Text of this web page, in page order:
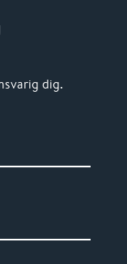
dig.